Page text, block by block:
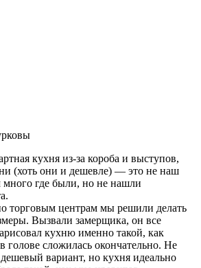
кухня из-за короба и выступов,
(хоть они и дешевле) — это не наш
где были, но не нашли
торговым центрам мы решили делать
Вызвали замерщика, он все
кухню именно такой, как
голове сложилась окончательно. Не
вариант, но кухня идеально